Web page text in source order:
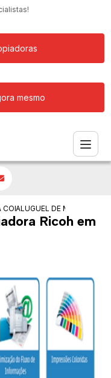
mesmo
COPIADORA COLORIDA PARA
ALUGUEL DE MAQUINA
Ricoh em